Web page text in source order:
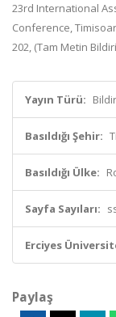
23rd International
Conference,
202, (Tam Metin
Yayın Türü:
Basıldığı Şehir:
Basıldığı Ülke:
Sayfa Sayıları:
Erciyes
Paylaş